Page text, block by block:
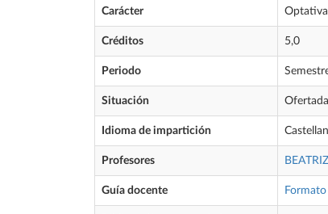
Carácter Optativa
Créditos 5,0
Periodo
Situación Ofertada
Idioma de impartición
Profesores
Guía docente